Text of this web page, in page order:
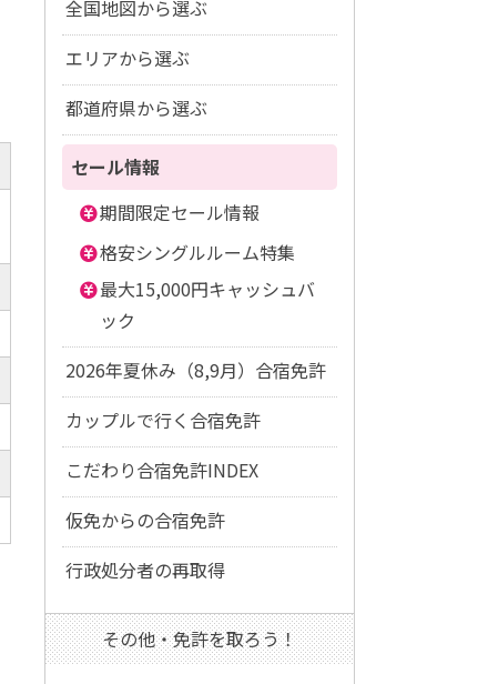
全国地図から選ぶ
エリアから選ぶ
都道府県から選ぶ
セール情報
期間限定セール情報
格安シングルルーム特集
最大15,000円キャッシュバ
ック
2026年夏休み（8,9月）合宿免許
カップルで行く合宿免許
こだわり合宿免許INDEX
仮免からの合宿免許
行政処分者の再取得
その他・免許を取ろう！